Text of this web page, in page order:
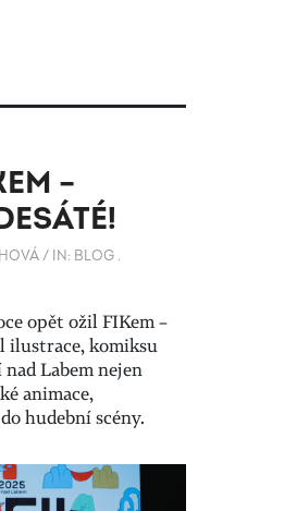
–
/ IN: BLOG .
opět ožil FIKem –
ilustrace, komiksu
Labem nejen
animace,
hudební scény.